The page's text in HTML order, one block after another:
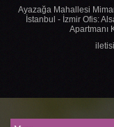
Ayazağa Mahallesi
İstanbul - İzmir Ofis:
Apartmanı